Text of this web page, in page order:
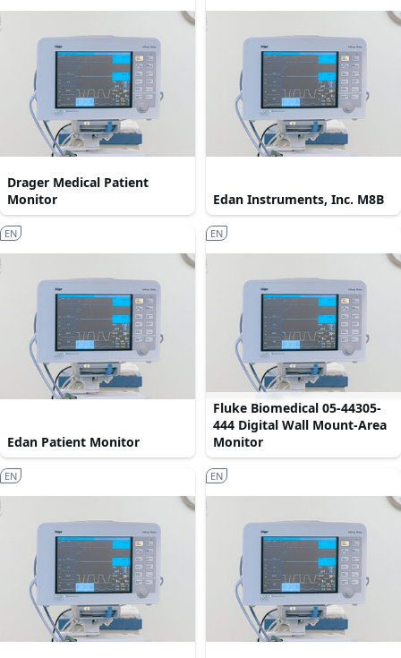
Drager Medical Patient
Monitor
Edan Instruments, Inc. M8B
Edan Patient Monitor
EN
Fluke Biomedical 05-44305-
444 Digital Wall Mount-Area
Monitor
EN
EN EN